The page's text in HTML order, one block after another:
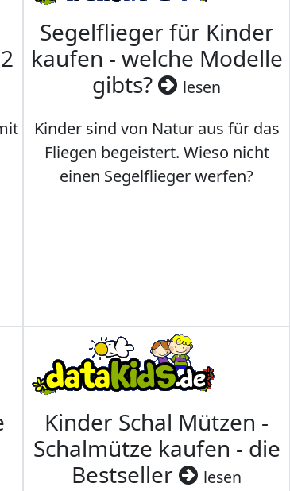
Segelflieger für Kinder
kaufen - welche Modelle
gibts?
lesen
Kinder sind von Natur aus für das
Fliegen begeistert. Wieso nicht
einen Segelflieger werfen?
Kinder Schal Mützen -
Schalmütze kaufen - die
Bestseller
lesen